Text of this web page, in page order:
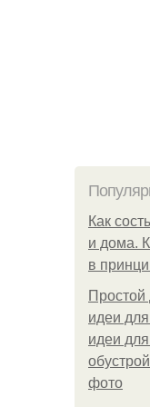
Как
и дома.
в
Простой
идеи
идеи
фото